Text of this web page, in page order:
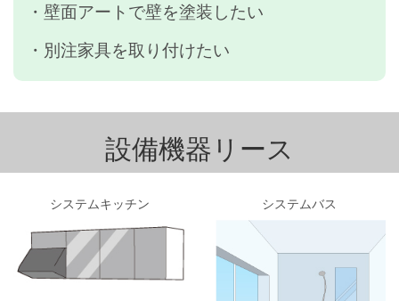
・壁面アートで壁を塗装したい
・別注家具を取り付けたい
設備機器リース
システムキッチン システムバス